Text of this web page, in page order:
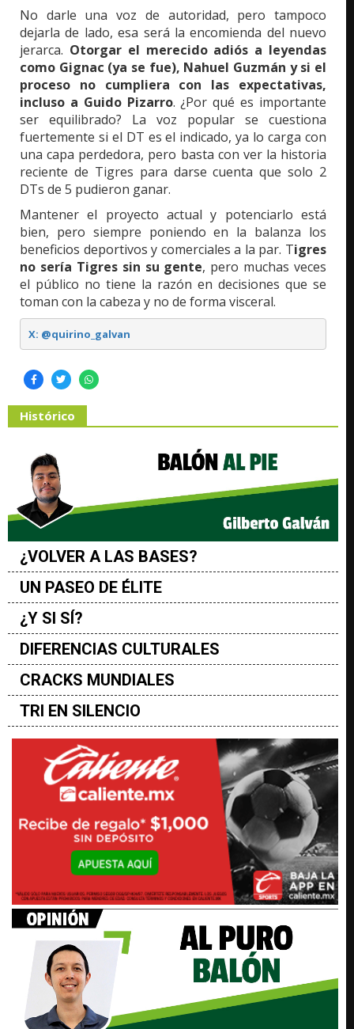
No darle una voz de autoridad, pero tampoco
dejarla de lado, esa será la encomienda del nuevo
jerarca. Otorgar el merecido adiós a leyendas
como Gignac (ya se fue), Nahuel Guzmán y si el
proceso no cumpliera con las expectativas,
incluso a Guido Pizarro. ¿Por qué es importante
ser equilibrado? La voz popular se cuestiona
fuertemente si el DT es el indicado, ya lo carga con
una capa perdedora, pero basta con ver la historia
reciente de Tigres para darse cuenta que solo 2
DTs de 5 pudieron ganar.
Mantener el proyecto actual y potenciarlo está
bien, pero siempre poniendo en la balanza los
beneficios deportivos y comerciales a la par. Tigres
no sería Tigres sin su gente, pero muchas veces
el público no tiene la razón en decisiones que se
toman con la cabeza y no de forma visceral.
X: @quirino_galvan
Histórico
¿VOLVER A LAS BASES?
UN PASEO DE ÉLITE
¿Y SI SÍ?
DIFERENCIAS CULTURALES
CRACKS MUNDIALES
TRI EN SILENCIO